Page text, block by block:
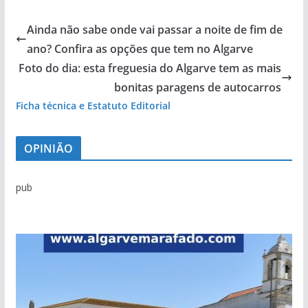
Ainda não sabe onde vai passar a noite de fim de
ano? Confira as opções que tem no Algarve
Foto do dia: esta freguesia do Algarve tem as mais
bonitas paragens de autocarros
Ficha técnica e Estatuto Editorial
OPINIÃO
pub